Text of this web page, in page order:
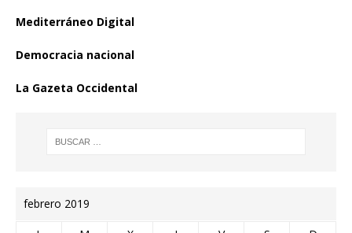
Mediterráneo Digital
Democracia nacional
La Gazeta Occidental
febrero 2019